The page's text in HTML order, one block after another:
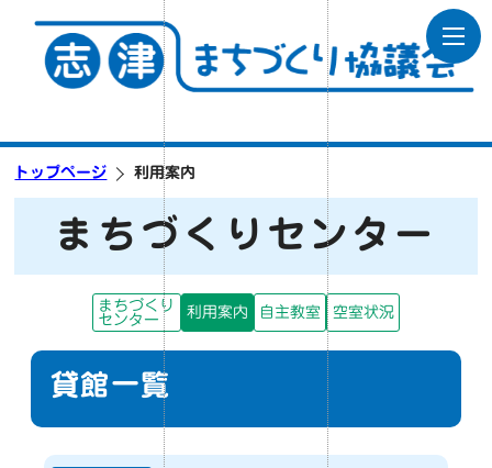
トップページ 利用案内
まちづくりセンター
まちづくり
センター
利用案内 自主教室 空室状況
貸館一覧